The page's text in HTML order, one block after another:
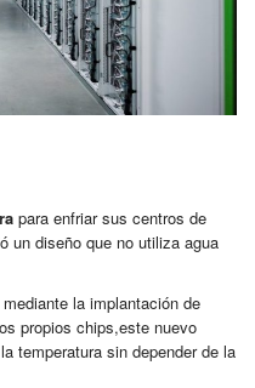
para enfriar sus centros de
un diseño que no utiliza agua
la implantación de
propios chips,este nuevo
temperatura sin depender de la